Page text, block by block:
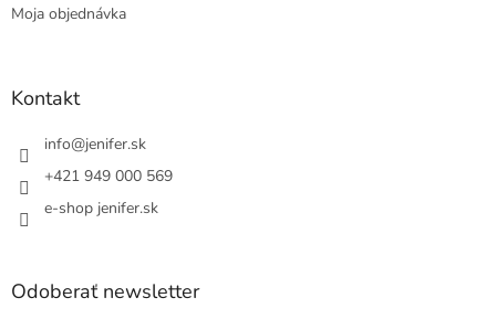
Moja objednávka
Kontakt
info@jenifer.sk
+421 949 000 569
e-shop jenifer.sk
Odoberať newsletter